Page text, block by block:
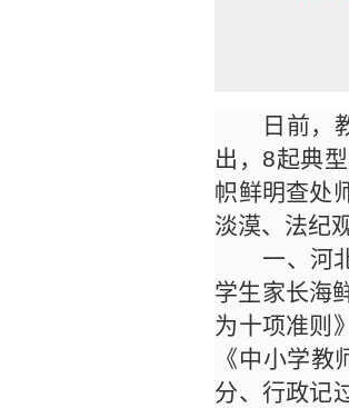
日前，
出， 8起典
帜鲜明查处
淡漠、法纪
一、河
学生家长海
为十项准则
《中小学
分、行政记